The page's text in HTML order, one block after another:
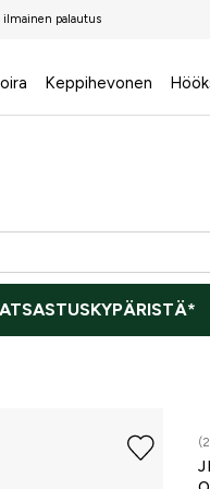
ilmainen palautus
Keppihevonen